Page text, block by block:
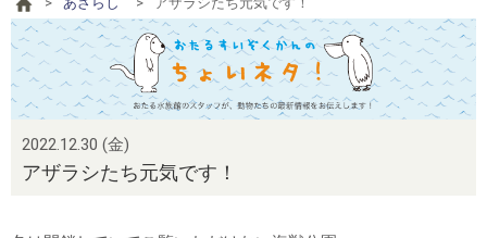
2022.12.30 (金)
アザラシたち元気です！